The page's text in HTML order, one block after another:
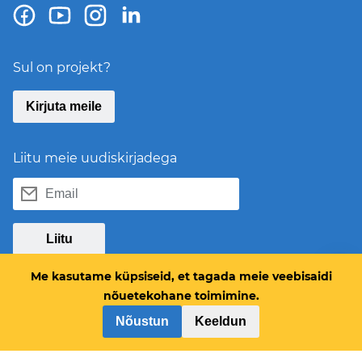
Sul on projekt?
Kirjuta meile
Liitu meie uudiskirjadega
Email
Liitu
Tooted
Me kasutame küpsiseid, et tagada meie veebisaidi
nõuetekohane toimimine.
Nõustun Keeldun